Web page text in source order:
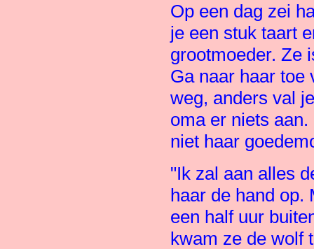
Op een dag zei
je een stuk taart
grootmoeder. Ze
Ga naar haar toe
weg, anders val
oma er niets
niet haar
"Ik zal aan alles
haar de hand op.
een half uur
kwam ze de wolf